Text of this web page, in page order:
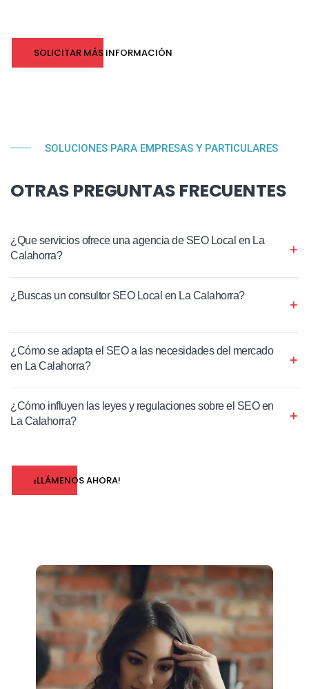
SOLICITAR MÁS INFORMACIÓN
SOLUCIONES PARA EMPRESAS Y PARTICULARES
OTRAS PREGUNTAS FRECUENTES
¿Que servicios ofrece una agencia de SEO Local en La
Calahorra?
¿Buscas un consultor SEO Local en La Calahorra?
¿Cómo se adapta el SEO a las necesidades del mercado
en La Calahorra?
¿Cómo influyen las leyes y regulaciones sobre el SEO en
La Calahorra?
¡LLÁMENOS AHORA!